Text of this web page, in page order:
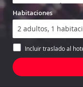
Habitaciones
Incluir traslado al